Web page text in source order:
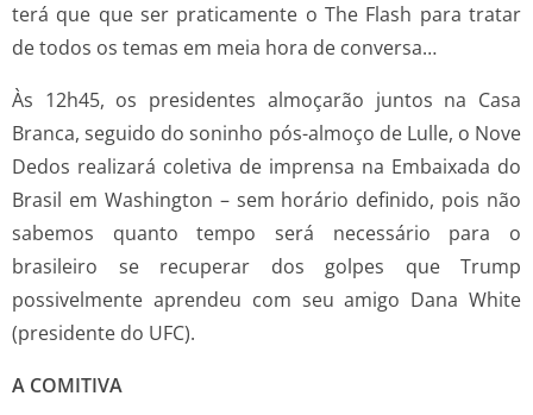
terá que que ser praticamente o The Flash para tratar
de todos os temas em meia hora de conversa…
Às 12h45, os presidentes almoçarão juntos na Casa
Branca, seguido do soninho pós-almoço de Lulle, o Nove
Dedos realizará coletiva de imprensa na Embaixada do
Brasil em Washington – sem horário definido, pois não
sabemos quanto tempo será necessário para o
brasileiro se recuperar dos golpes que Trump
possivelmente aprendeu com seu amigo Dana White
(presidente do UFC).
A COMITIVA